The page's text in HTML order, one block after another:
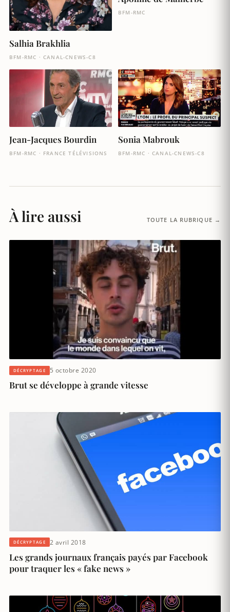
Salhia Brakhlia
BFM-RMC · CANAL-CNEWS-C8
BFM-RMC
Jean-Jacques Bourdin
BFM-RMC · FRANCE TÉLÉVISIONS
Sonia Mabrouk
BFM-RMC · CANAL-CNEWS-C8
À lire aussi TOUTE LA RUBRIQUE →
DÉCRYPTAGE 5 octobre 2020
Brut se développe à grande vitesse
DÉCRYPTAGE 2 avril 2018
Les grands journaux français payés par Facebook
pour traquer les « fake news »